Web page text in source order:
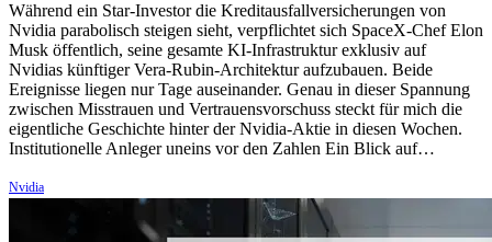
Während ein Star-Investor die Kreditausfallversicherungen von
Nvidia parabolisch steigen sieht, verpflichtet sich SpaceX-Chef Elon
Musk öffentlich, seine gesamte KI-Infrastruktur exklusiv auf
Nvidias künftiger Vera-Rubin-Architektur aufzubauen. Beide
Ereignisse liegen nur Tage auseinander. Genau in dieser Spannung
zwischen Misstrauen und Vertrauensvorschuss steckt für mich die
eigentliche Geschichte hinter der Nvidia-Aktie in diesen Wochen.
Institutionelle Anleger uneins vor den Zahlen Ein Blick auf…
Nvidia